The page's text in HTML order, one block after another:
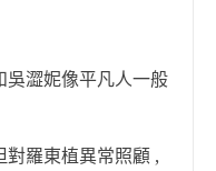
吳澀妮像平凡人一般
對羅東植異常照顧 ,